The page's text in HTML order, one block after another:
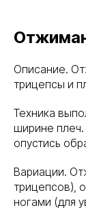
Описание.
трицепсы и
Техника
ширине плеч.
опустись
Вариации.
трицепсов),
ногами (для